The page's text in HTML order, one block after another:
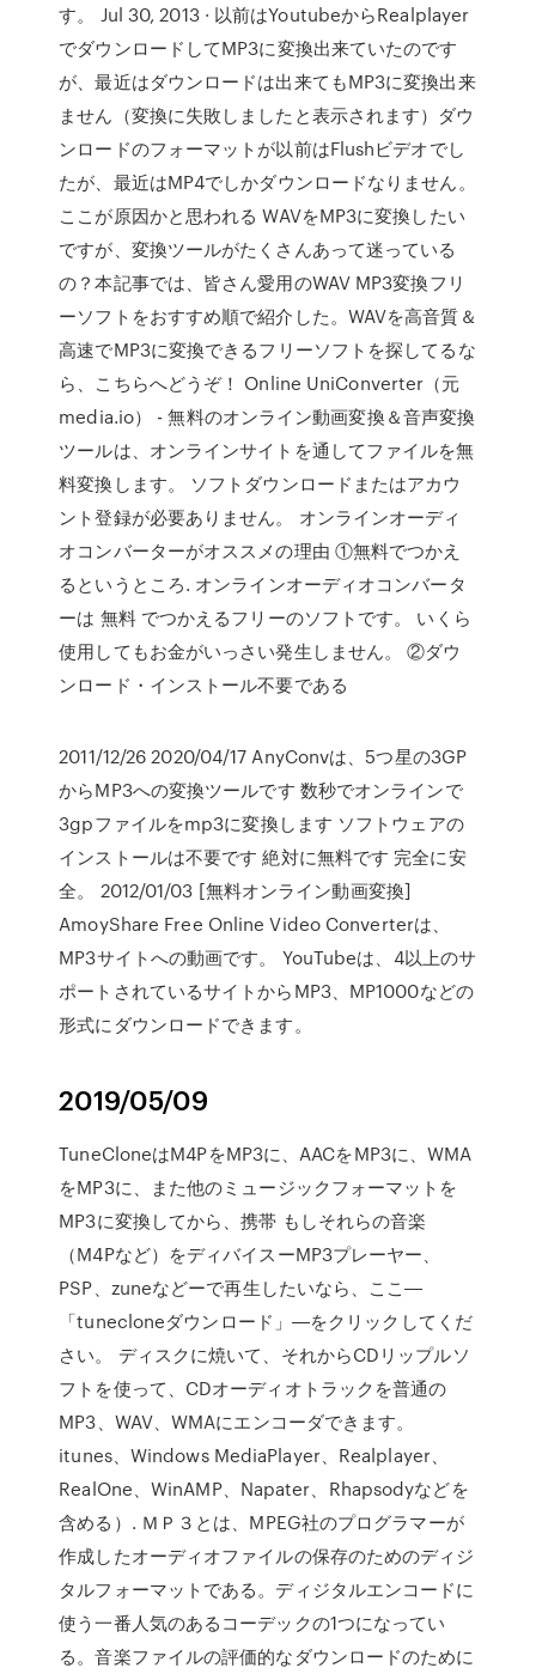
す。 Jul 30, 2013 · 以前はYoutubeからRealplayer
でダウンロードしてMP3に変換出来ていたのです
が、最近はダウンロードは出来てもMP3に変換出来
ません（変換に失敗しましたと表示されます）ダウ
ンロードのフォーマットが以前はFlushビデオでし
たが、最近はMP4でしかダウンロードなりません。
ここが原因かと思われる WAVをMP3に変換したい
ですが、変換ツールがたくさんあって迷っている
の？本記事では、皆さん愛用のWAV MP3変換フリ
ーソフトをおすすめ順で紹介した。WAVを高音質＆
高速でMP3に変換できるフリーソフトを探してるな
ら、こちらへどうぞ！ Online UniConverter（元
media.io） - 無料のオンライン動画変換＆音声変換
ツールは、オンラインサイトを通してファイルを無
料変換します。 ソフトダウンロードまたはアカウ
ント登録が必要ありません。 オンラインオーディ
オコンバーターがオススメの理由 ①無料でつかえ
るというところ. オンラインオーディオコンバータ
ーは 無料 でつかえるフリーのソフトです。 いくら
使用してもお金がいっさい発生しません。 ②ダウ
ンロード・インストール不要である
2011/12/26 2020/04/17 AnyConvは、5つ星の3GP
からMP3への変換ツールです 数秒でオンラインで
3gpファイルをmp3に変換します ソフトウェアの
インストールは不要です 絶対に無料です 完全に安
全。 2012/01/03 [無料オンライン動画変換]
AmoyShare Free Online Video Converterは、
MP3サイトへの動画です。 YouTubeは、4以上のサ
ポートされているサイトからMP3、MP1000などの
形式にダウンロードできます。
2019/05/09
TuneCloneはM4PをMP3に、AACをMP3に、WMA
をMP3に、また他のミュージックフォーマットを
MP3に変換してから、携帯 もしそれらの音楽
（M4Pなど）をディバイスーMP3プレーヤー、
PSP、zuneなどーで再生したいなら、ここ―
「tunecloneダウンロード」―をクリックしてくだ
さい。 ディスクに焼いて、それからCDリップルソ
フトを使って、CDオーディオトラックを普通の
MP3、WAV、WMAにエンコーダできます。
itunes、Windows MediaPlayer、Realplayer、
RealOne、WinAMP、Napater、Rhapsodyなどを
含める）. ＭＰ３とは、MPEG社のプログラマーが
作成したオーディオファイルの保存のためのディジ
タルフォーマットである。ディジタルエンコードに
使う一番人気のあるコーデックの1つになってい
る。音楽ファイルの評価的なダウンロードのために